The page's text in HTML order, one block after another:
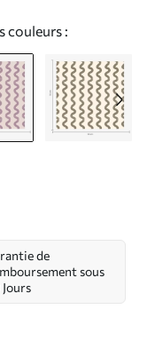
couleurs :
de
sous